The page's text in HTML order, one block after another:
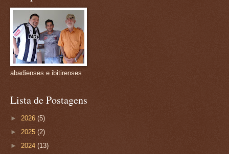
abadienses e ibitirenses
Lista de Postagens
► 2026 (5)
► 2025 (2)
► 2024 (13)